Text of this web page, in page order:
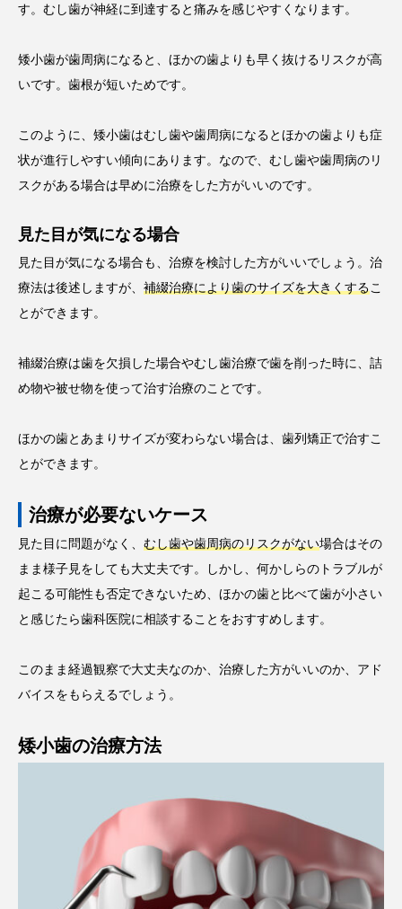
す。むし歯が神経に到達すると痛みを感じやすくなります。
矮小歯が歯周病になると、ほかの歯よりも早く抜けるリスクが高
いです。歯根が短いためです。
このように、矮小歯はむし歯や歯周病になるとほかの歯よりも症
状が進行しやすい傾向にあります。なので、むし歯や歯周病のリ
スクがある場合は早めに治療をした方がいいのです。
見た目が気になる場合
見た目が気になる場合も、治療を検討した方がいいでしょう。治
療法は後述しますが、 補綴治療により歯のサイズを大きくする こ
とができます。
補綴治療は歯を欠損した場合やむし歯治療で歯を削った時に、詰
め物や被せ物を使って治す治療のことです。
ほかの歯とあまりサイズが変わらない場合は、歯列矯正で治すこ
とができます。
治療が必要ないケース
見た目に問題がなく、 むし歯や歯周病のリスクがない場合はその
まま様子見をしても大丈夫です。しかし、何かしらのトラブルが
起こる可能性も否定できないため、ほかの歯と比べて歯が小さい
と感じたら歯科医院に相談することをおすすめします。
このまま経過観察で大丈夫なのか、治療した方がいいのか、アド
バイスをもらえるでしょう。
矮小歯の治療方法